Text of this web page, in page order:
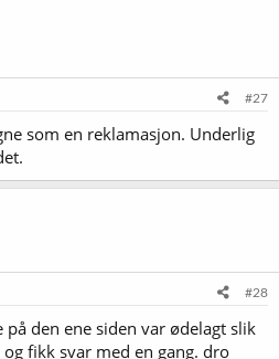
#27
som en reklamasjon. Underlig
#28
den ene siden var ødelagt slik
fikk svar med en gang. dro